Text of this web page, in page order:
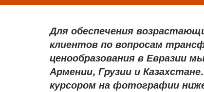
Для обеспечения
клиентов по вопросам
ценообразования в Евразии
Армении, Грузии и
курсором на фотографии